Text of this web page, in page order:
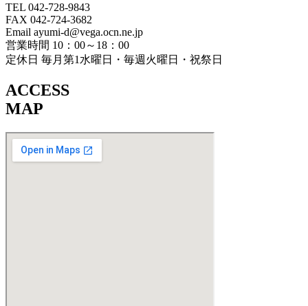
TEL 042-728-9843
FAX 042-724-3682
Email ayumi-d@vega.ocn.ne.jp
営業時間 10：00～18：00
定休日 毎月第1水曜日・毎週火曜日・祝祭日
ACCESS
MAP